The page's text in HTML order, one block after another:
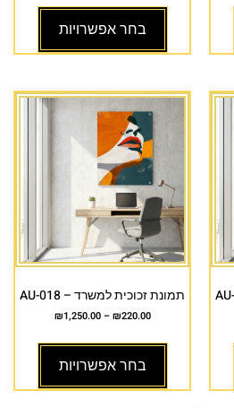
בחר אפשרויות
תמונת זכוכית למשרד – AU-018
₪220.00
–
₪1,250.00
בחר אפשרויות